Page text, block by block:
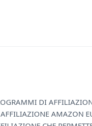
DI
AMAZON